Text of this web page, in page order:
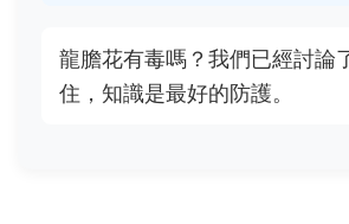
龍膽花有毒嗎？我們已經討論
住，知識是最好的防護。